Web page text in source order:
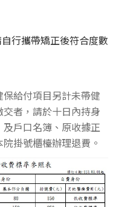
行攜帶矯正後符合度數
給付項目另計未帶健
者，請於十日內持身
戶口名簿、原收據正
掛號櫃檯辦理退費。